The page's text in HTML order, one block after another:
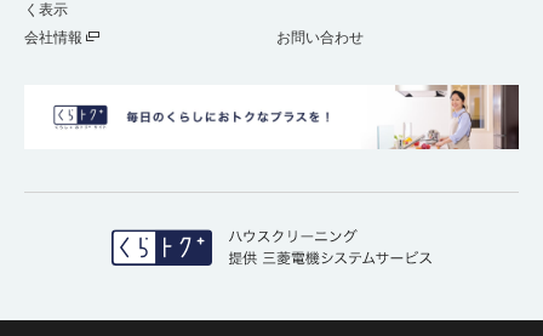
く表示
会社情報 お問い合わせ